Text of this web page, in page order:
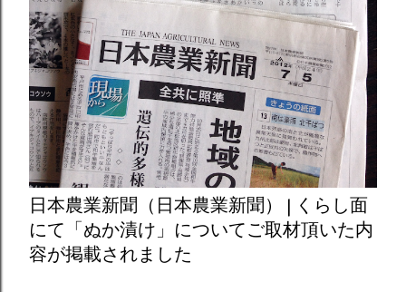
日本農業新聞（日本農業新聞） | くらし面
にて「ぬか漬け」についてご取材頂いた内
容が掲載されました